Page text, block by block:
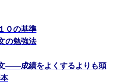
０の基準
の勉強法
――成績をよくするよりも頭